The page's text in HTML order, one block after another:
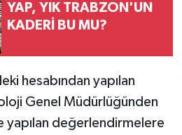
YAP, YIK TRABZON'UN
KADERİ BU MU?
hesabından yapılan
Genel Müdürlüğünden
yapılan değerlendirmelere